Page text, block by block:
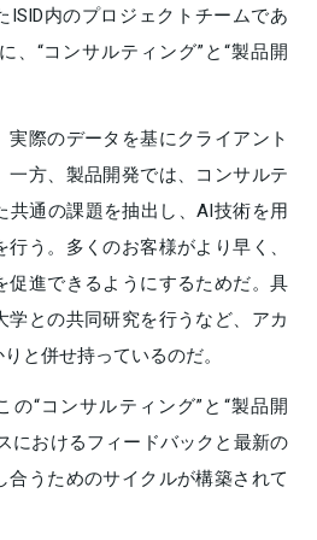
ISID内のプロジェクトチームであ
、“コンサルティング”と“製品開
実際のデータを基にクライアント
一方、製品開発では、コンサルテ
共通の課題を抽出し、AI技術を用
う。多くのお客様がより早く、
促進できるようにするためだ。具
との共同研究を行うなど、アカ
と併せ持っているのだ。
の“コンサルティング”と“製品開
におけるフィードバックと最新の
うためのサイクルが構築されて